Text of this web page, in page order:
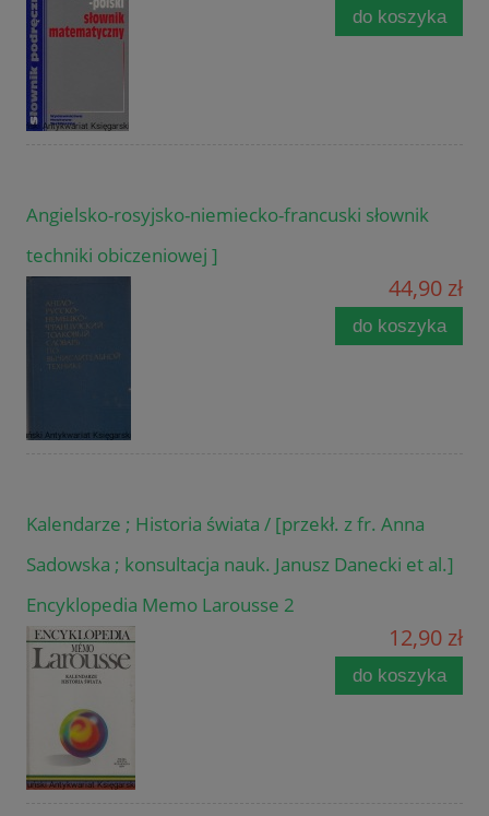
do koszyka
Angielsko-rosyjsko-niemiecko-francuski słownik
techniki obiczeniowej ]
44,90 zł
do koszyka
Kalendarze ; Historia świata / [przekł. z fr. Anna
Sadowska ; konsultacja nauk. Janusz Danecki et al.]
Encyklopedia Memo Larousse 2
12,90 zł
do koszyka